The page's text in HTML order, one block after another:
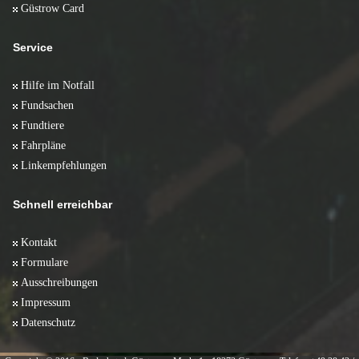
Güstrow Card
Service
Hilfe im Notfall
Fundsachen
Fundtiere
Fahrpläne
Linkempfehlungen
Schnell erreichbar
Kontakt
Formulare
Ausschreibungen
Impressum
Datenschutz